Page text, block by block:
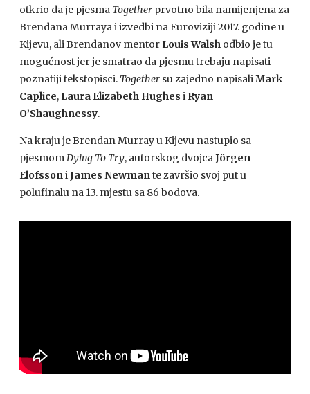
otkrio da je pjesma Together prvotno bila namijenjena za
Brendana Murraya i izvedbi na Euroviziji 2017. godine u
Kijevu, ali Brendanov mentor Louis Walsh odbio je tu
mogućnost jer je smatrao da pjesmu trebaju napisati
poznatiji tekstopisci. Together su zajedno napisaliMark
Caplice, Laura Elizabeth Hughes i Ryan
O’Shaughnessy.
Na kraju je Brendan Murray u Kijevu nastupio sa
pjesmomDying To Try, autorskog dvojcaJörgen
ElofssoniJames Newmante završio svoj put u
polufinalu na 13. mjestu sa 86 bodova.